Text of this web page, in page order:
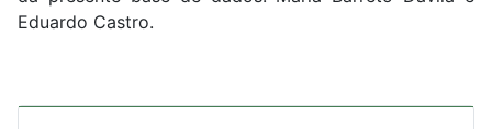
Eduardo Castro.